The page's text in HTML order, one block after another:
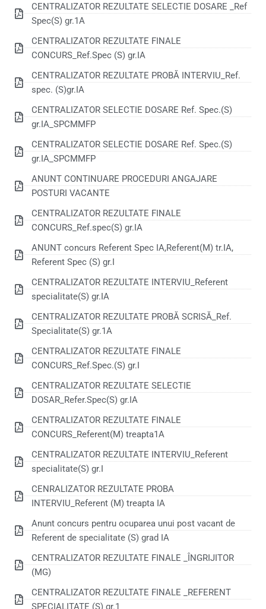
CENTRALIZATOR REZULTATE SELECTIE DOSARE _Ref
Spec(S) gr.1A
CENTRALIZATOR REZULTATE FINALE
CONCURS_Ref.Spec (S) gr.IA
CENTRALIZATOR REZULTATE PROBĂ INTERVIU_Ref.
spec. (S)gr.IA
CENTRALIZATOR SELECTIE DOSARE Ref. Spec.(S)
gr.IA_SPCMMFP
CENTRALIZATOR SELECTIE DOSARE Ref. Spec.(S)
gr.IA_SPCMMFP
ANUNT CONTINUARE PROCEDURI ANGAJARE
POSTURI VACANTE
CENTRALIZATOR REZULTATE FINALE
CONCURS_Ref.spec(S) gr.IA
ANUNT concurs Referent Spec IA,Referent(M) tr.IA,
Referent Spec (S) gr.I
CENTRALIZATOR REZULTATE INTERVIU_Referent
specialitate(S) gr.IA
CENTRALIZATOR REZULTATE PROBĂ SCRISĂ_Ref.
Specialitate(S) gr.1A
CENTRALIZATOR REZULTATE FINALE
CONCURS_Ref.Spec.(S) gr.I
CENTRALIZATOR REZULTATE SELECTIE
DOSAR_Refer.Spec(S) gr.IA
CENTRALIZATOR REZULTATE FINALE
CONCURS_Referent(M) treapta1A
CENTRALIZATOR REZULTATE INTERVIU_Referent
specialitate(S) gr.I
CENRALIZATOR REZULTATE PROBA
INTERVIU_Referent (M) treapta IA
Anunt concurs pentru ocuparea unui post vacant de
Referent de specialitate (S) grad IA
CENTRALIZATOR REZULTATE FINALE _ÎNGRIJITOR
(MG)
CENTRALIZATOR REZULTATE FINALE _REFERENT
SPECIALITATE (S) gr.1